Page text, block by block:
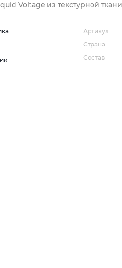
Voltage из текстурной ткани
Артикул
Страна
Состав